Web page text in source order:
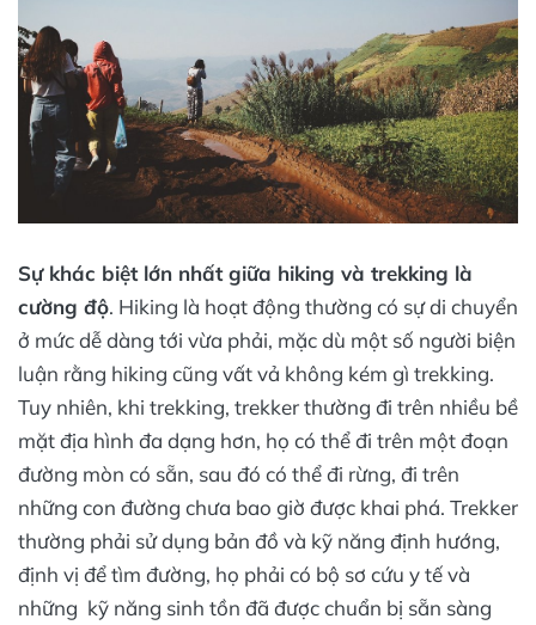
Sự khác biệt lớn nhất giữa hiking và trekking là
cường độ. Hiking là hoạt động thường có sự di chuyển
ở mức dễ dàng tới vừa phải, mặc dù một số người biện
luận rằng hiking cũng vất vả không kém gì trekking.
Tuy nhiên, khi trekking, trekker thường đi trên nhiều bề
mặt địa hình đa dạng hơn, họ có thể đi trên một đoạn
đường mòn có sẵn, sau đó có thể đi rừng, đi trên
những con đường chưa bao giờ được khai phá. Trekker
thường phải sử dụng bản đồ và kỹ năng định hướng,
định vị để tìm đường, họ phải có bộ sơ cứu y tế và
những kỹ năng sinh tồn đã được chuẩn bị sẵn sàng